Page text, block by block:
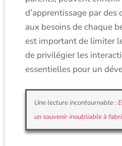
d’apprentissage par des
aux besoins de chaque
est important de limiter
de privilégier les
essentielles pour un
Une lecture incontournable :
un souvenir inoubliable à